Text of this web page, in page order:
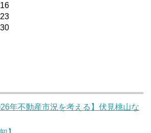
16
23
30
年不動産市況を考える】伏見桃山な